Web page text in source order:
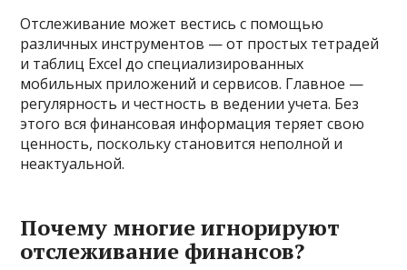
Отслеживание может вестись с помощью
различных инструментов — от простых тетрадей
и таблиц Excel до специализированных
мобильных приложений и сервисов. Главное —
регулярность и честность в ведении учета. Без
этого вся финансовая информация теряет свою
ценность, поскольку становится неполной и
неактуальной.
Почему многие игнорируют
отслеживание финансов?